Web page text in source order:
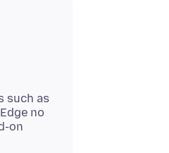
such as
no
on